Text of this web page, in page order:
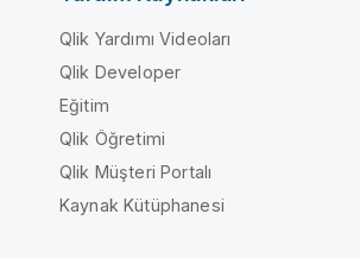
Qlik Yardımı Videoları
Qlik Developer
Eğitim
Qlik Öğretimi
Qlik Müşteri Portalı
Kaynak Kütüphanesi